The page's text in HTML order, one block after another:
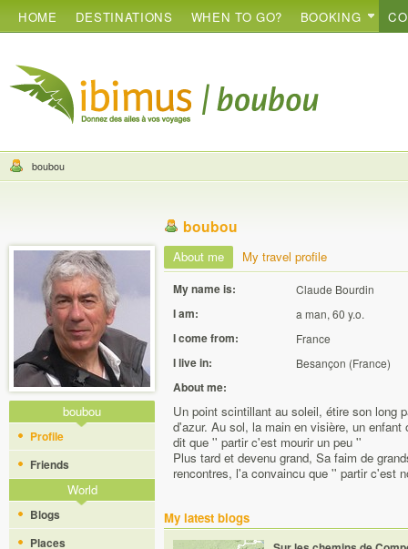
HOME DESTINATIONS WHEN TO GO? BOOKING
boubou
boubou
Profile
Friends
World
Blogs
Places
boubou
About me My travel profile
My name is: Claude Bourdin
I am: a man, 60 y.o.
I come from: France
I live in: Besançon (France)
About me:
Un point scintillant au soleil, étire son long
d'azur. Au sol, la main en visière, un enfant
dit que '' partir c'est mourir un peu ''
Plus tard et devenu grand, Sa faim de
rencontres, l'a convaincu que '' partir c'est
My latest blogs